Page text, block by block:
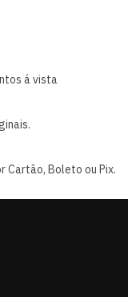
á vista
Cartão, Boleto ou Pix.